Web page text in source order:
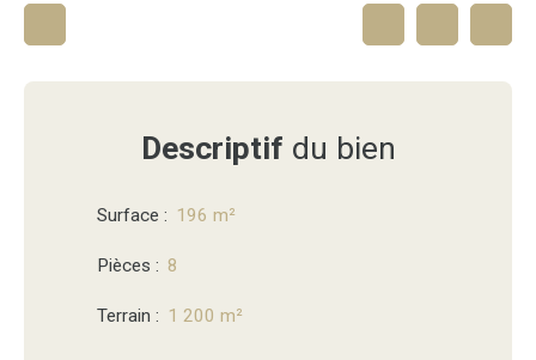
Descriptif du bien
Surface : 196 m²
Pièces : 8
Terrain : 1 200 m²